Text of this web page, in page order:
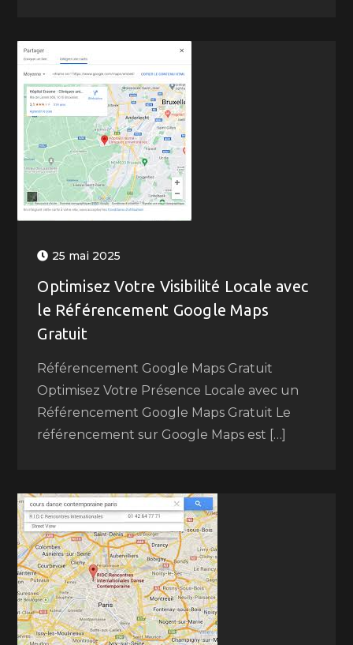
25 mai 2025
Optimisez Votre Visibilité Locale avec
le Référencement Google Maps
Gratuit
Référencement Google Maps Gratuit
Optimisez Votre Présence Locale avec un
Référencement Google Maps Gratuit Le
référencement sur Google Maps est […]